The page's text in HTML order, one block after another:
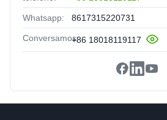
Whatsapp: 8617315220731
Conversamos:+86 18018119117